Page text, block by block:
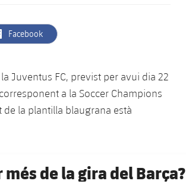
label.aria.facebook
Facebook
Juventus FC, previst per avui dia 22
a la Soccer Champions
la plantilla blaugrana està
més de la gira del Barça?